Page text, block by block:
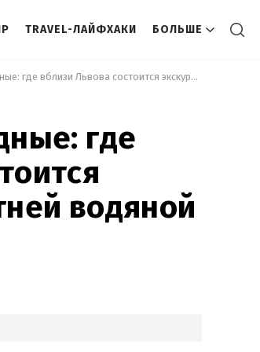
TRAVEL-ЛАЙФХАКИ БОЛЬШЕ
Только в эти выходные: где вблизи Львова состоится экскурсия к столетней водяной мельнице
где
водяной